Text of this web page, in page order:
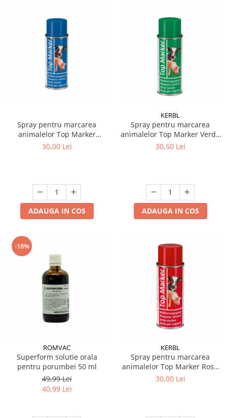
Spray pentru marcarea
animalelor Top Marker
Albastru 400 ml
30,00 Lei
ADAUGA IN COS
KERBL
Spray pentru marcarea
animalelor Top Marker Verde
400 ml
30,50 Lei
ADAUGA IN COS
-18%
ROMVAC
Superform solutie orala
pentru porumbei 50 ml
49,99 Lei
40,99 Lei
KERBL
Spray pentru marcarea
animalelor Top Marker Rosu
400 ml
30,00 Lei